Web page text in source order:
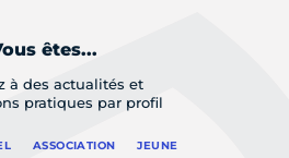
êtes...
à des actualités et
pratiques par profil
ASSOCIATION JEUNE